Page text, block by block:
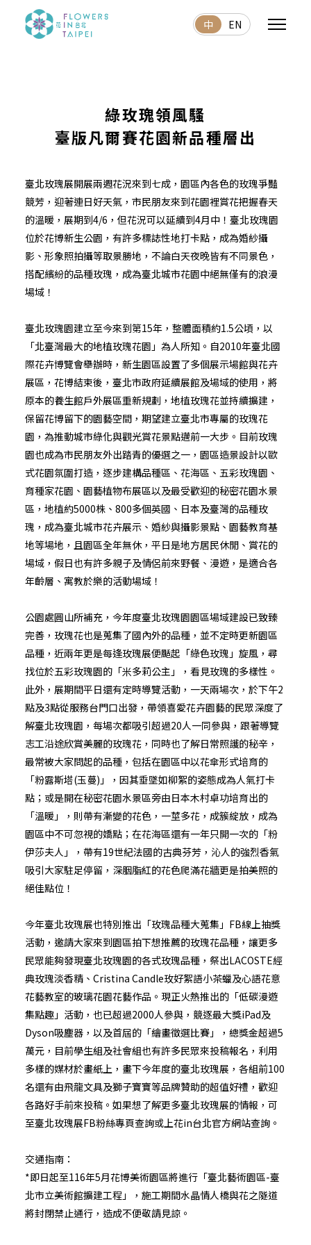
中 EN
綠玫瑰領風騷
臺版凡爾賽花園新品種層出
臺北玫瑰展開展兩週花況來到七成，園區內各色的玫瑰爭豔
競芳，迎著連日好天氣，市民朋友來到花園裡賞花把握春天
的溫暖，展期到4/6，但花況可以延續到4月中！臺北玫瑰園
位於花博新生公園，有許多標誌性地打卡點，成為婚紗攝
影、形象照拍攝等取景勝地，不論白天夜晚皆有不同景色，
搭配繽紛的品種玫瑰，成為臺北城市花園中絕無僅有的浪漫
場域！
臺北玫瑰園建立至今來到第15年，整體面積約1.5公頃，以
「北臺灣最大的地植玫瑰花園」為人所知。自2010年臺北國
際花卉博覽會舉辦時，新生園區設置了多個展示場館與花卉
展區，花博結束後，臺北市政府延續展館及場域的使用，將
原本的養生館戶外展區重新規劃，地植玫瑰花並持續擴建，
保留花博留下的園藝空間，期望建立臺北市專屬的玫瑰花
園，為推動城市綠化與觀光賞花景點邁前一大步。目前玫瑰
園也成為市民朋友外出踏青的優選之一，園區造景設計以歐
式花園氛圍打造，逐步建構品種區、花海區、五彩玫瑰園、
育種家花園、園藝植物布展區以及最受歡迎的秘密花園水景
區，地植約5000株、800多個英國、日本及臺灣的品種玫
瑰，成為臺北城市花卉展示、婚紗與攝影景點、園藝教育基
地等場地，且園區全年無休，平日是地方居民休閒、賞花的
場域，假日也有許多親子及情侶前來野餐、漫遊，是適合各
年齡層、寓教於樂的活動場域！
公園處圓山所補充，今年度臺北玫瑰園園區場域建設已致臻
完善，玫瑰花也是蒐集了國內外的品種，並不定時更新園區
品種，近兩年更是每逢玫瑰展便颳起「綠色玫瑰」旋風，尋
找位於五彩玫瑰園的「米多莉公主」，看見玫瑰的多樣性。
此外，展期間平日還有定時導覽活動，一天兩場次，於下午2
點及3點從服務台門口出發，帶領喜愛花卉園藝的民眾深度了
解臺北玫瑰園，每場次都吸引超過20人一同參與，跟著導覽
志工沿途欣賞美麗的玫瑰花，同時也了解日常照護的秘辛，
最常被大家問起的品種，包括在園區中以花傘形式培育的
「粉露斯塔(玉蔓)」，因其垂墜如柳絮的姿態成為人氣打卡
點；或是開在秘密花園水景區旁由日本木村卓功培育出的
「溫暖」，則帶有漸變的花色，一莖多花，成簇綻放，成為
園區中不可忽視的嬌點；在花海區還有一年只開一次的「粉
伊莎夫人」，帶有19世紀法國的古典芬芳，沁人的強烈香氣
吸引大家駐足停留，深胭脂紅的花色爬滿花牆更是拍美照的
絕佳點位！
今年臺北玫瑰展也特別推出「玫瑰品種大蒐集」FB線上抽獎
活動，邀請大家來到園區拍下想推薦的玫瑰花品種，讓更多
民眾能夠發現臺北玫瑰園的各式玫瑰品種，祭出LACOSTE經
典玫瑰淡香精、Cristina Candle玫好絮語小茶蠟及心語花意
花藝教室的玻璃花園花藝作品。現正火熱推出的「低碳漫遊
集點趣」活動，也已超過2000人參與，競逐最大獎iPad及
Dyson吸塵器，以及首屆的「繪畫徵選比賽」，總獎金超過5
萬元，目前學生組及社會組也有許多民眾來投稿報名，利用
多樣的媒材於畫紙上，畫下今年度的臺北玫瑰展，各組前100
名還有由飛龍文具及獅子寶寶等品牌贊助的超值好禮，歡迎
各路好手前來投稿。如果想了解更多臺北玫瑰展的情報，可
至臺北玫瑰展FB粉絲專頁查詢或上花in台北官方網站查詢。
交通指南：
*即日起至116年5月花博美術園區將進行「臺北藝術園區-臺
北市立美術館擴建工程」，施工期間水晶情人橋與花之隧道
將封閉禁止通行，造成不便敬請見諒。